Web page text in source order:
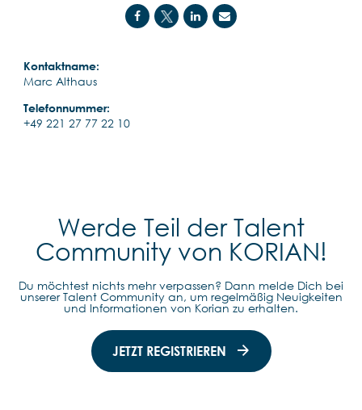
Kontaktname:
Marc Althaus
Telefonnummer:
+49 221 27 77 22 10
Werde Teil der Talent
Community von KORIAN!
Du möchtest nichts mehr verpassen? Dann melde Dich bei
unserer Talent Community an, um regelmäßig Neuigkeiten
und Informationen von Korian zu erhalten.
JETZT REGISTRIEREN